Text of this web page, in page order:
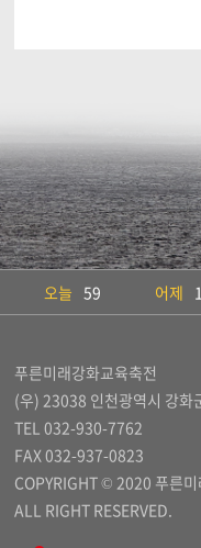
오늘 59 어제
푸른미래강화교육축전
(우) 23038 인천광역시 강화
TEL 032-930-7762
FAX 032-937-0823
COPYRIGHT © 2020 푸른
ALL RIGHT RESERVED.